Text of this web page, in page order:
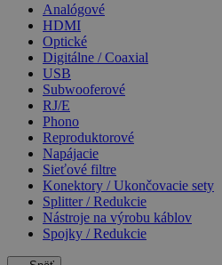
Analógové
HDMI
Optické
Digitálne / Coaxial
USB
Subwooferové
RJ/E
Phono
Reproduktorové
Napájacie
Sieťové filtre
Konektory / Ukončovacie sety
Splitter / Redukcie
Nástroje na výrobu káblov
Spojky / Redukcie